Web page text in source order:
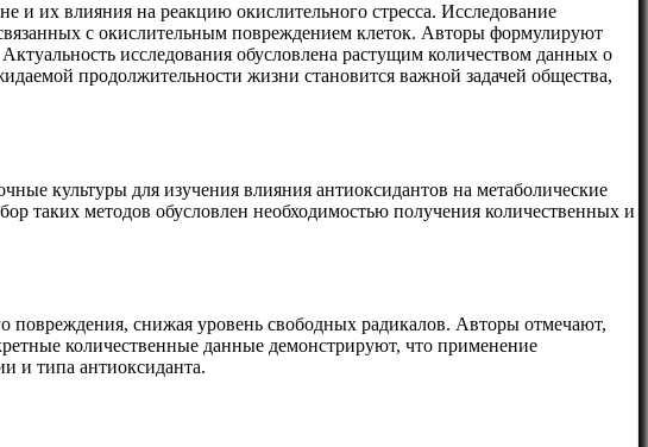
и их влияния на реакцию окислительного стресса. Исследование
с окислительным повреждением клеток. Авторы формулируют
исследования обусловлена растущим количеством данных о
продолжительности жизни становится важной задачей общества,
культуры для изучения влияния антиоксидантов на метаболические
таких методов обусловлен необходимостью получения количественных и
повреждения, снижая уровень свободных радикалов. Авторы отмечают,
количественные данные демонстрируют, что применение
и типа антиоксиданта.